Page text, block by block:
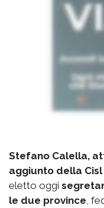
Stefano Calella,
aggiunto della Cisl
eletto oggi
le due province,